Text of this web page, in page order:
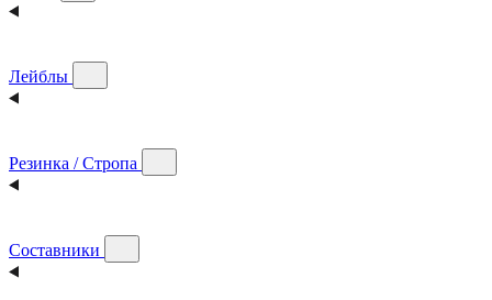
Лейблы
Резинка / Стропа
Составники